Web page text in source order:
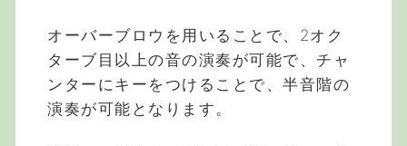
オーバーブロウを用いることで、2オク
ターブ目以上の音の演奏が可能で、チャ
ンターにキーをつけることで、半音階の
演奏が可能となります。